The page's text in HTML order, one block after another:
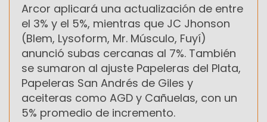
Arcor aplicará una actualización de entre
el 3% y el 5%, mientras que JC Jhonson
(Blem, Lysoform, Mr. Músculo, Fuyí)
anunció subas cercanas al 7%. También
se sumaron al ajuste Papeleras del Plata,
Papeleras San Andrés de Giles y
aceiteras como AGD y Cañuelas, con un
5% promedio de incremento.